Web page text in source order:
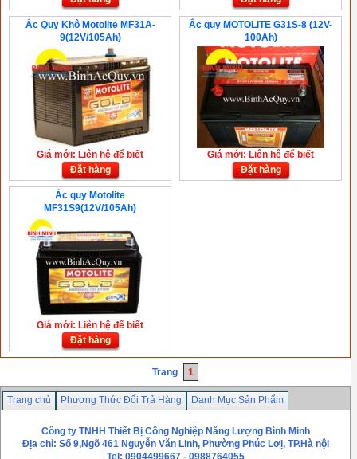
Ắc Quy Khô Motolite MF31A-
9(12V/105Ah)
Giá mới: Liên hệ để biết
Đặt hàng
Ắc quy MOTOLITE G31S-8 (12V-
100Ah)
Giá mới: Liên hệ để biết
Đặt hàng
Ắc quy Motolite
MF31S9(12V/105Ah)
Giá mới: Liên hệ để biết
Đặt hàng
Trang 1
Trang chủ Phương Thức Đổi Trả Hàng
Danh Mục Sản Phẩm
Công ty TNHH Thiết Bị Công Nghiệp Năng Lượng Bình Minh
Địa chỉ: Số 9,Ngõ 461 Nguyễn Văn Linh, Phường Phúc Lơị, TP.Hà nội
Tel: 0904499667 - 0988764055